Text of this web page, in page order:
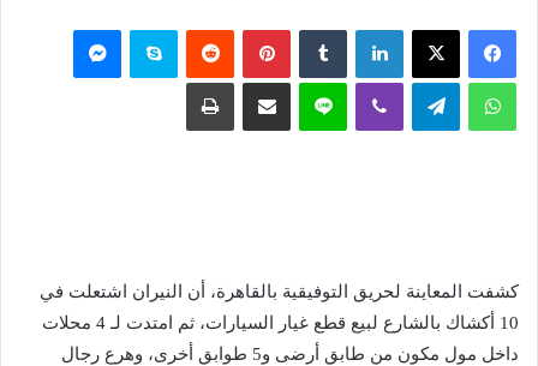
فيسبوك ‫X لينكدإن بينتيريست سكايب
واتساب تيلقرام لاين
كشفت المعاينة لحريق التوفيقية بالقاهرة، أن النيران اشتعلت في
10 أكشاك بالشارع لبيع قطع غيار السيارات، ثم امتدت لـ 4 محلات
داخل مول مكون من طابق أرضى و5 طوابق أخرى، وهرع رجال